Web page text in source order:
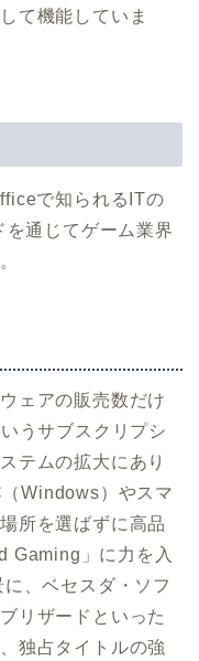
て機能していま
で知られるITの
通じてゲーム業界
ェアの販売数だけ
うサブスクリプシ
テムの拡大にあり
Windows）やスマ
所を選ばずに高品
Gaming」に力を入
、ベセスダ・ソフ
リザードといった
独占タイトルの強